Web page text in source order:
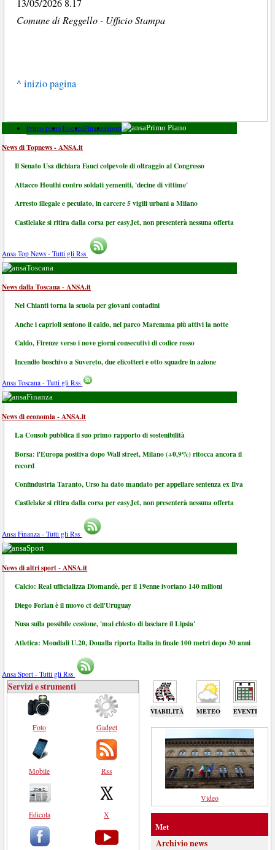
13/05/2026 8.17
Comune di Reggello - Ufficio Stampa
^ inizio pagina
Primo pianoToscanaFinanzaSport Primo Piano
News di Topnews - ANSA.it
Il Senato Usa dichiara Fauci colpevole di oltraggio al Congresso
Attacco Houthi contro soldati yemeniti, 'decine di vittime'
Arresto illegale e peculato, in carcere 5 vigili urbani a Milano
Castlelake si ritira dalla corsa per easyJet, non presenterà nessuna offerta
Ansa Top News - Tutti gli Rss
Toscana
News dalla Toscana - ANSA.it
Nel Chianti torna la scuola per giovani contadini
Anche i caprioli sentono il caldo, nel parco Maremma più attivi la notte
Caldo, Firenze verso i nove giorni consecutivi di codice rosso
Incendio boschivo a Suvereto, due elicotteri e otto squadre in azione
Ansa Toscana - Tutti gli Rss
Finanza
News di economia - ANSA.it
La Consob pubblica il suo primo rapporto di sostenibilità
Borsa: l'Europa positiva dopo Wall street, Milano (+0,9%) ritocca ancora il
record
Confindustria Taranto, Urso ha dato mandato per appellare sentenza ex Ilva
Castlelake si ritira dalla corsa per easyJet, non presenterà nessuna offerta
Ansa Finanza - Tutti gli Rss
Sport
News di altri sport - ANSA.it
Calcio: Real ufficializza Diomandè, per il 19enne ivoriano 140 milioni
Diego Forlan è il nuovo ct dell'Uruguay
Nusa sulla possibile cessione, 'mai chiesto di lasciare il Lipsia'
Atletica: Mondiali U.20, Doualla riporta Italia in finale 100 metri dopo 30 anni
Ansa Sport - Tutti gli Rss
VIABILITÀ METEO EVENTI
Servizi e strumenti
Foto
Mobile
Edicola
Gadget
Rss
X
Video
Met
Archivio news